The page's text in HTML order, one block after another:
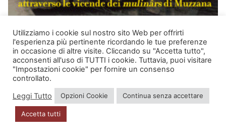
CRISTIAN SEDRAN
IL PROFUMO DEL PANE
15,00€Il
prezzo
originale
12,00€Il
prezzo
attuale
Utilizziamo i cookie sul nostro sito Web per offrirti
l'esperienza più pertinente ricordando le tue preferenze
in occasione di altre visite. Cliccando su "Accetta tutto",
acconsenti all'uso di TUTTI i cookie. Tuttavia, puoi visitare
"Impostazioni cookie" per fornire un consenso
controllato.
Leggi Tutto
Opzioni Cookie Continua senza accettare
Accetta tutti